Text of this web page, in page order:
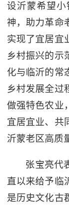
设沂蒙希望
神，助力革命
实现了宜居宜
乡村振兴的示
化与临沂的常
乡村发展全过
做强特色农业
宜居宜业、共
沂蒙老区高质
张宝亮代
直以来给予临
是历史文化古